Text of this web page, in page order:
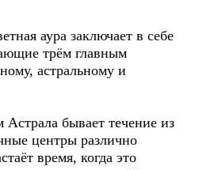
аура заключает в себе
трём главным
астральному и
бывает течение из
центры различно
время, когда это